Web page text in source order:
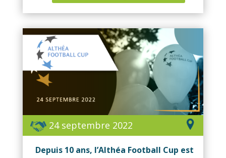
24 septembre 2022
Depuis 10 ans, l’Althéa Football Cup est